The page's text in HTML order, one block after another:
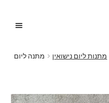
מתנות ליום נישואין
מתנה ליום